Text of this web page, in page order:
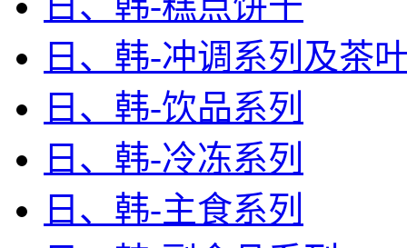
日、韩-冲调系列及茶
日、韩-饮品系列
日、韩-冷冻系列
日、韩-主食系列